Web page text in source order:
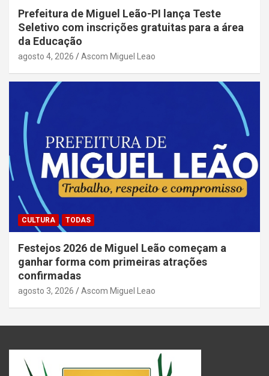
Prefeitura de Miguel Leão-PI lança Teste
Seletivo com inscrições gratuitas para a área
da Educação
agosto 4, 2026 Ascom Miguel Leao
CULTURA TODAS
Festejos 2026 de Miguel Leão começam a
ganhar forma com primeiras atrações
confirmadas
agosto 3, 2026 Ascom Miguel Leao